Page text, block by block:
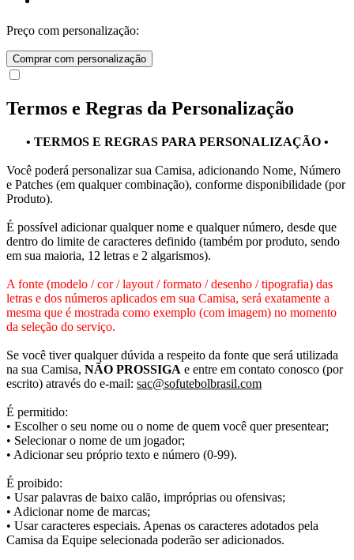
Preço com personalização:
Comprar com personalização
Termos e Regras da Personalização
• TERMOS E REGRAS PARA PERSONALIZAÇÃO •
Você poderá personalizar sua Camisa, adicionando Nome, Número
e Patches (em qualquer combinação), conforme disponibilidade (por
Produto).
É possível adicionar qualquer nome e qualquer número, desde que
dentro do limite de caracteres definido (também por produto, sendo
em sua maioria, 12 letras e 2 algarismos).
A fonte (modelo / cor / layout / formato / desenho / tipografia) das
letras e dos números aplicados em sua Camisa, será exatamente a
mesma que é mostrada como exemplo (com imagem) no momento
da seleção do serviço.
Se você tiver qualquer dúvida a respeito da fonte que será utilizada
na sua Camisa, NÃO PROSSIGA e entre em contato conosco (por
escrito) através do e-mail: sac@sofutebolbrasil.com
É permitido:
• Escolher o seu nome ou o nome de quem você quer presentear;
• Selecionar o nome de um jogador;
• Adicionar seu próprio texto e número (0-99).
É proibido:
• Usar palavras de baixo calão, impróprias ou ofensivas;
• Adicionar nome de marcas;
• Usar caracteres especiais. Apenas os caracteres adotados pela
Camisa da Equipe selecionada poderão ser adicionados.